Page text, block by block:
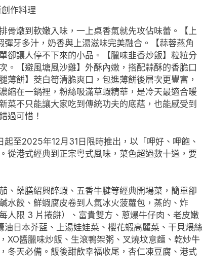
作料理
骨燉到軟嫩入味，一上桌香氣就先攻佔味蕾。【上
牙多汁，奶香與上湯滋味完美融合。【蒜蓉蒸角
卻讓人停不下來的小品。【臘味韭香炒飯】粒粒分
。【避風塘風沙雞】外酥內嫩，搭配蒜酥的香脆口
餅】茭白筍清脆爽口，包進薄餅後層次更豐富，
縮在一鍋裡，粉絲吸滿草蝦精華，是冷天最適合暖
菜不只能讓大家吃到傳統功夫的底蘊，也能感受到
過可惜！
至2025年12月31日限時推出，以「呷好、呷飽、
從港式經典到正宗粵式風味，菜色超過數十道，要
、藥膳紹興醉蝦、五香牛腱等經典開場菜，簡單卻
水餃、鮮蝦腐皮卷到人氣冰火菠蘿包，蒸的、炸
人限 3 片捲餅）、富貴雙方、蔥爆牛仔肉、老皮嫩
日本芥藍、上湯娃娃菜、櫻花蝦高麗菜、干貝煨絲
XO醬臘味炒飯、生滾鴨架粥、叉燒坟意麵、乾炒牛
冬天必備。飯後甜飲幸福收尾，杏仁凍豆腐、港式